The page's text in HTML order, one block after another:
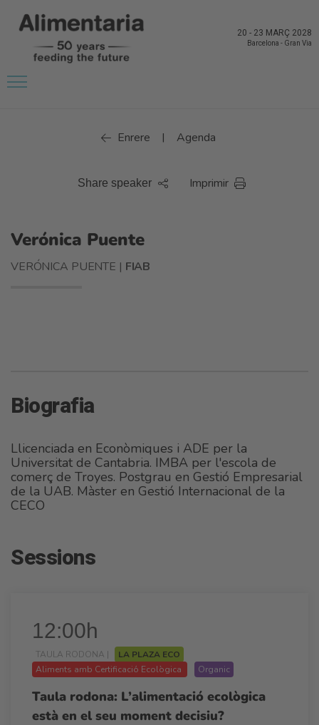
20 - 23 MARÇ 2028
Barcelona - Gran Via
Enrere | Agenda
Share speaker Imprimir
Verónica Puente
VERÓNICA PUENTE | FIAB
Biografia
Llicenciada en Econòmiques i ADE per la
Universitat de Cantabria. IMBA per l'escola de
comerç de Troyes. Postgrau en Gestió Empresarial
de la UAB. Màster en Gestió Internacional de la
CECO
Sessions
12:00h
TAULA RODONA |
LA PLAZA ECO
Aliments amb Certificació Ecològica
Organic
Taula rodona: L’alimentació ecològica
està en el seu moment decisiu?